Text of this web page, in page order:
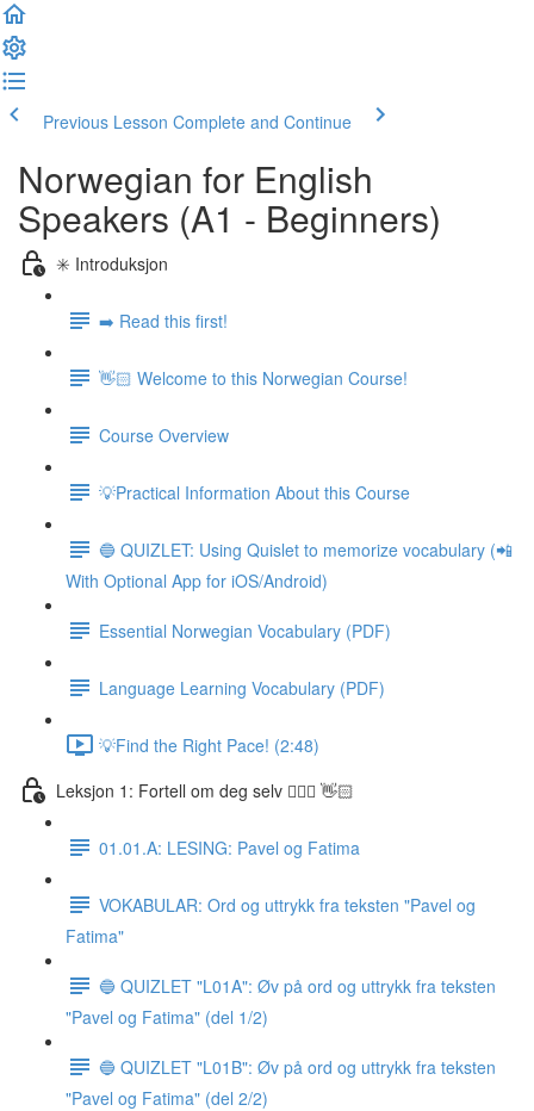
Previous Lesson Complete and Continue
Norwegian for English
Speakers (A1 - Beginners)
✳️ Introduksjon
➡️ Read this first!
👋🏻 Welcome to this Norwegian Course!
Course Overview
💡Practical Information About this Course
🔵 QUIZLET: Using Quislet to memorize vocabulary (📲
With Optional App for iOS/Android)
Essential Norwegian Vocabulary (PDF)
Language Learning Vocabulary (PDF)
💡Find the Right Pace! (2:48)
Leksjon 1: Fortell om deg selv 🙋🏽‍♀️ 👋🏻
01.01.A: LESING: Pavel og Fatima
VOKABULAR: Ord og uttrykk fra teksten "Pavel og
Fatima"
🔵 QUIZLET "L01A": Øv på ord og uttrykk fra teksten
"Pavel og Fatima" (del 1/2)
🔵 QUIZLET "L01B": Øv på ord og uttrykk fra teksten
"Pavel og Fatima" (del 2/2)